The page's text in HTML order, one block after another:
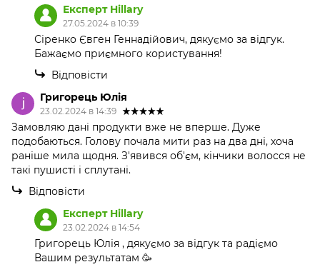
Експерт Hillary
27.05.2024 в 10:39
Сіренко Євген Геннадійович, дякуємо за відгук.
Бажаємо приємного користування!
Відповісти
Григорець Юлія
23.02.2024 в 14:39
Замовляю дані продукти вже не вперше. Дуже
подобаються. Голову почала мити раз на два дні, хоча
раніше мила щодня. З'явився об'єм, кінчики волосся не
такі пушисті і сплутані.
Відповісти
Експерт Hillary
23.02.2024 в 14:54
Григорець Юлія , дякуємо за відгук та радіємо
Вашим результатам 🥳